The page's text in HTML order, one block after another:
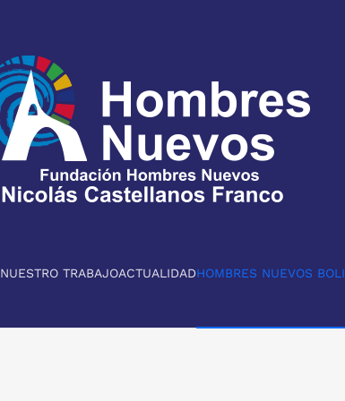
NUESTRO TRABAJOACTUALIDADHOMBRES NUEVOS